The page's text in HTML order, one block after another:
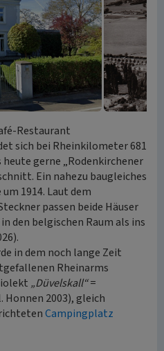
Restaurant
sich bei Rheinkilometer 681
gerne „Rodenkirchener
Ein nahezu baugleiches
1914. Laut dem
passen beide Häuser
den belgischen Raum als ins
in dem noch lange Zeit
Rheinarms
„Düvelskall“=
Honnen 2003), gleich
Campingplatz